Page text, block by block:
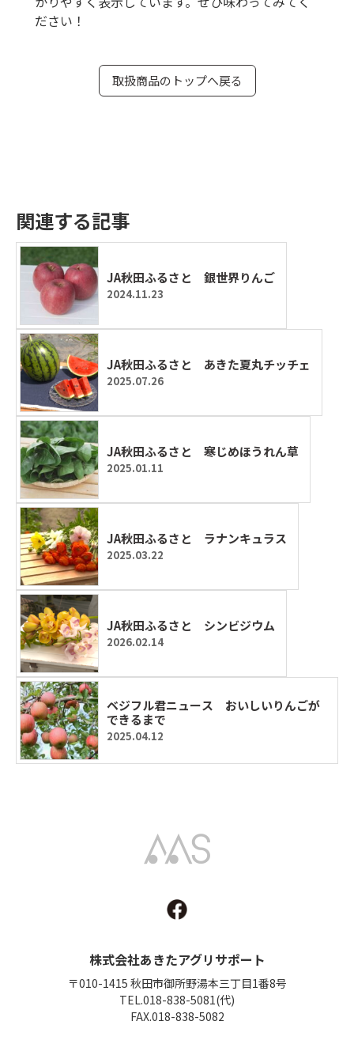
ださい！
取扱商品のトップへ戻る
関連する記事
JA秋田ふるさと 銀世界りんご
2024.11.23
JA秋田ふるさと あきた夏丸チッチェ
2025.07.26
JA秋田ふるさと 寒じめほうれん草
2025.01.11
JA秋田ふるさと ラナンキュラス
2025.03.22
JA秋田ふるさと シンビジウム
2026.02.14
ベジフル君ニュース おいしいりんごが
できるまで
2025.04.12
株式会社あきたアグリサポート
〒010-1415 秋田市御所野湯本三丁目1番8号
TEL.018-838-5081(代)
FAX.018-838-5082